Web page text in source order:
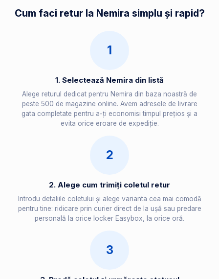
Cum faci retur la Nemira simplu și rapid?
1
1. Selectează Nemira din listă
Alege returul dedicat pentru Nemira din baza noastră de
peste 500 de magazine online. Avem adresele de livrare
gata completate pentru a-ți economisi timpul prețios și a
evita orice eroare de expediție.
2
2. Alege cum trimiți coletul retur
Introdu detaliile coletului și alege varianta cea mai comodă
pentru tine: ridicare prin curier direct de la ușă sau predare
personală la orice locker Easybox, la orice oră.
3